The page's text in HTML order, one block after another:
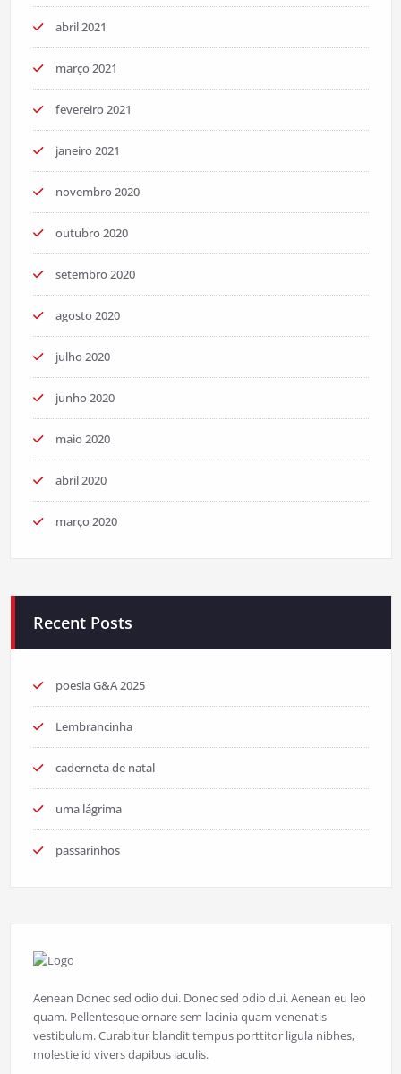
abril 2021
março 2021
fevereiro 2021
janeiro 2021
novembro 2020
outubro 2020
setembro 2020
agosto 2020
julho 2020
junho 2020
maio 2020
abril 2020
março 2020
Recent Posts
poesia G&A 2025
Lembrancinha
caderneta de natal
uma lágrima
passarinhos
Aenean Donec sed odio dui. Donec sed odio dui. Aenean eu leo
quam. Pellentesque ornare sem lacinia quam venenatis
vestibulum. Curabitur blandit tempus porttitor ligula nibhes,
molestie id vivers dapibus iaculis.